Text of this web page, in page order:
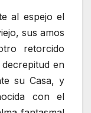
al espejo el
sus amos
retorcido
en
su Casa, y
con el